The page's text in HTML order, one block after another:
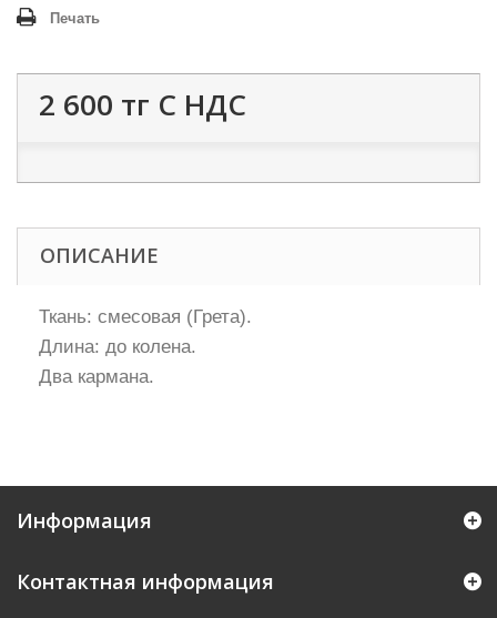
Печать
2 600 тг С НДС
ОПИСАНИЕ
Ткань: смесовая (Грета).
Длина: до колена.
Два кармана.
Информация
Контактная информация